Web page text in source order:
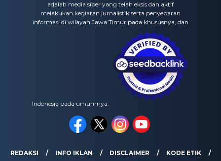
adalah media siber yang telah eksis dan aktif
melakukan kegiatan jurnalistik serta penyebaran
informasi di wilayah Jawa Timur pada khususnya, dan
Indonesia pada umumnya.
REDAKSI INFO IKLAN DISCLAIMER
KODE ETIK